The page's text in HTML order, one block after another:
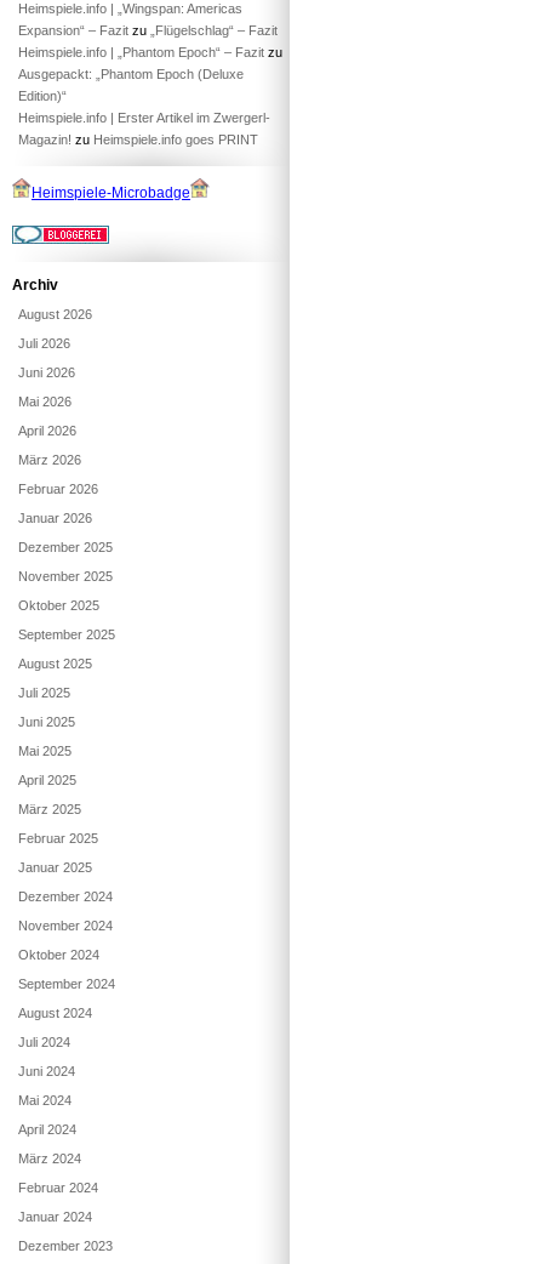
Heimspiele.info | „Wingspan: Americas
Expansion“ – Fazit zu
„Flügelschlag“ – Fazit
Heimspiele.info | „Phantom Epoch“ – Fazit zu
Ausgepackt: „Phantom Epoch (Deluxe
Edition)“
Heimspiele.info | Erster Artikel im Zwergerl-
Magazin! zu Heimspiele.info goes PRINT
Heimspiele-Microbadge
Archiv
August 2026
Juli 2026
Juni 2026
Mai 2026
April 2026
März 2026
Februar 2026
Januar 2026
Dezember 2025
November 2025
Oktober 2025
September 2025
August 2025
Juli 2025
Juni 2025
Mai 2025
April 2025
März 2025
Februar 2025
Januar 2025
Dezember 2024
November 2024
Oktober 2024
September 2024
August 2024
Juli 2024
Juni 2024
Mai 2024
April 2024
März 2024
Februar 2024
Januar 2024
Dezember 2023